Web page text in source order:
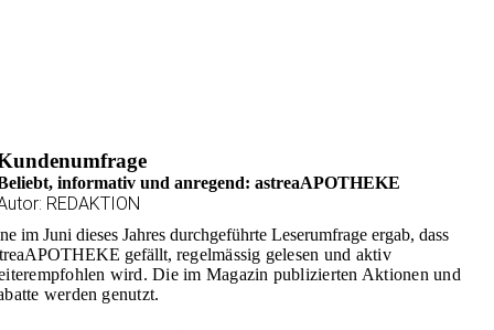
informativ und anregend: astreaAPOTHEKE
REDAKTION
im Juni dieses Jahres durchgeführte Leserumfrage ergab, dass
gefällt, regelmässig gelesen und aktiv
wird. Die im Magazin publizierten Aktionen und
werden genutzt.